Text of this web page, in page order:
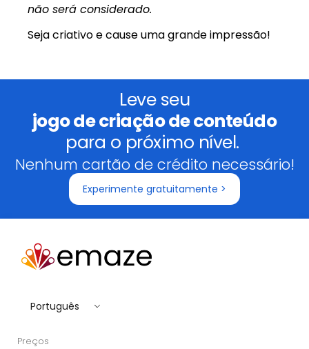
não será considerado.
Seja criativo e cause uma grande impressão!
Leve seu
jogo de criação de conteúdo
para o próximo nível.
Nenhum cartão de crédito necessário!
Experimente gratuitamente >
Português
Preços